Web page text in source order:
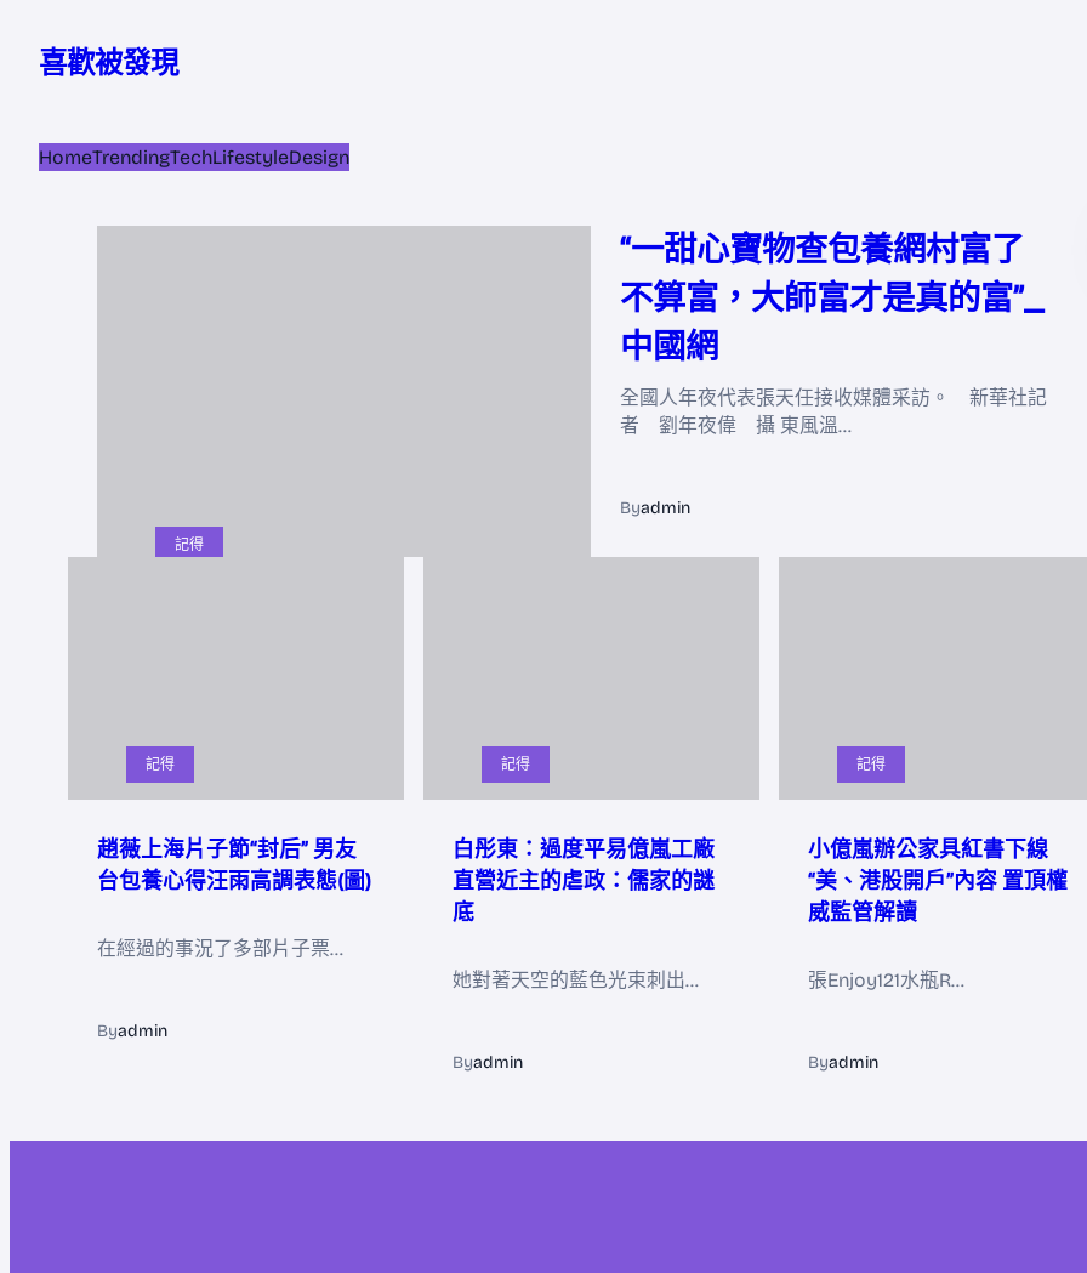
喜歡被發現
HomeTrendingTechLifestyleDesign
記得
“一甜心寶物查包養網村富了
不算富，大師富才是真的富”_
中國網
全國人年夜代表張天任接收媒體采訪。 新華社記
者 劉年夜偉 攝 東風溫…
Byadmin
記得
趙薇上海片子節“封后” 男友
台包養心得汪雨高調表態(圖)
在經過的事況了多部片子票…
Byadmin
記得
白彤東：過度平易億嵐工廠
直營近主的虐政：儒家的謎
底
她對著天空的藍色光束刺出…
Byadmin
記得
小億嵐辦公家具紅書下線
“美、港股開戶”內容 置頂權
威監管解讀
張Enjoy121水瓶R…
Byadmin